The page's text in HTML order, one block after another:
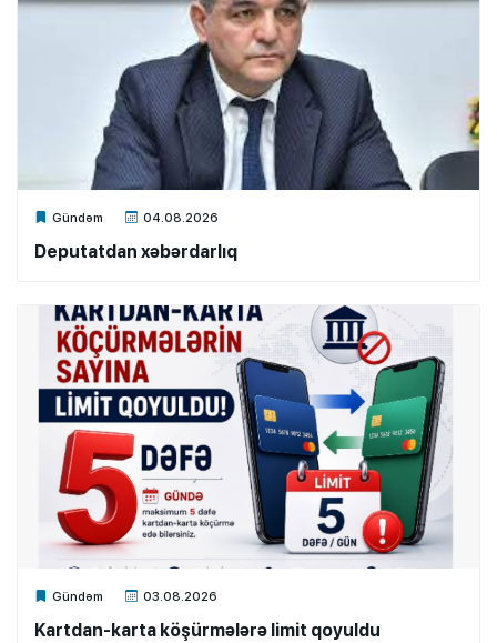
Gündəm 04.08.2026
Xalq.Online
Deputatdan xəbərdarlıq
Gündəm 03.08.2026
Xalq.Online
Kartdan-karta köşürmələrə limit qoyuldu